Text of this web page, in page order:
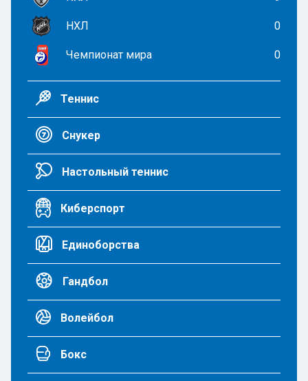
НХЛ 0
Чемпионат мира 0
Теннис
Снукер
Настольный теннис
Киберспорт
Единоборства
Гандбол
Волейбол
Бокс